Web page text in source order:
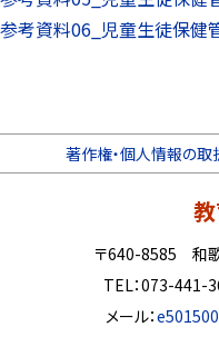
参考資料06_児童生徒保健管
著作権・個人情報の取
〒640-8585 和
TEL：073-441-
メール：